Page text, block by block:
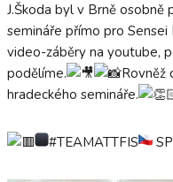
J.Škoda byl v Brně
semináře přímo pro
video-záběry na youtube,
podělíme.
Rovněž
hradeckého semináře.
#TEAMATTFIS